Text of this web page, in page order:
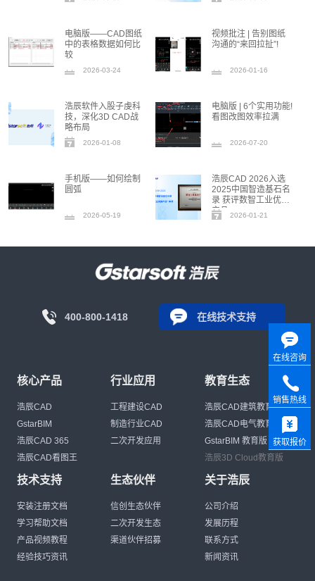
电脑版——CAD图纸
中的表格数据如何比
较
2026-03-24
视频批注 | 告别图纸
沟通的“来回拉扯”!
2026-01-16
浩辰软件入股子虔科
技，深化3D CAD战
略布局
2026-01-08
电脑版 | 6个实用功能!
看图改图效率拉满
2026-07-20
手机版——如何绘制
圆弧
2026-05-19
浩辰CAD 2026入选
2025中国智造基石名
录 获评数智工业优秀
产品 2026-01-21
400-800-1418 在线技术支持
核心产品
浩辰CAD
GstarBIM
浩辰CAD 365
浩辰CAD看图王
行业应用
工程建设CAD
制造行业CAD
二次开发应用
教育生态
浩辰CAD建筑教育版
浩辰CAD电气教育版
GstarBIM 教育版
浩辰3D Cloud教育版
技术支持
安装注册文档
学习帮助文档
产品视频教程
经验技巧资讯
生态伙伴
信创生态伙伴
二次开发生态
渠道伙伴招募
关于浩辰
公司介绍
发展历程
联系方式
新闻资讯
在线咨询
销售热线
获取报价